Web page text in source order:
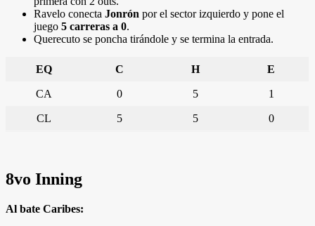
Ravelo conecta Jonrón por el sector izquierdo y pone el
juego 5 carreras a 0.
Querecuto se poncha tirándole y se termina la entrada.
EQ C H E
CA 0 5 1
CL 5 5 0
8vo Inning
Al bate Caribes: